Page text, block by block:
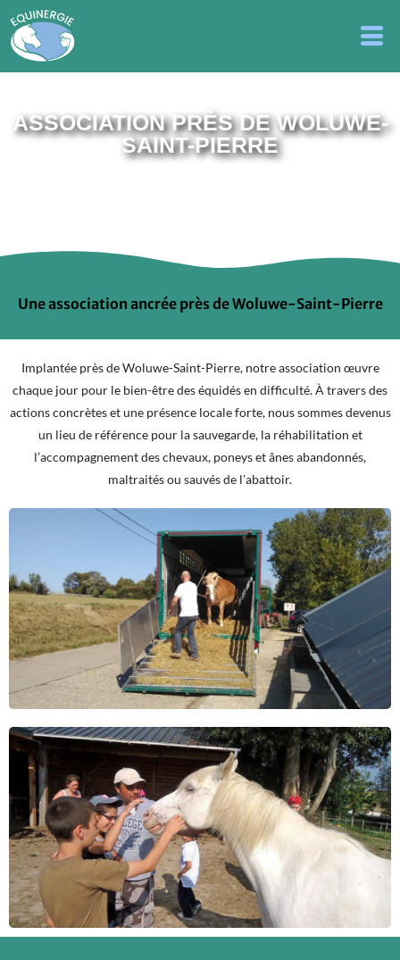
ASSOCIATION PRÈS DE WOLUWE-
SAINT-PIERRE
Une association ancrée près de Woluwe-Saint-Pierre
Implantée près de Woluwe-Saint-Pierre, notre association œuvre
chaque jour pour le bien-être des équidés en difficulté. À travers des
actions concrètes et une présence locale forte, nous sommes devenus
un lieu de référence pour la sauvegarde, la réhabilitation et
l’accompagnement des chevaux, poneys et ânes abandonnés,
maltraités ou sauvés de l’abattoir.